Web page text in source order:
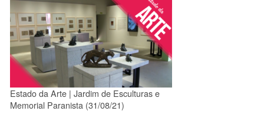
Estado da Arte | Jardim de Esculturas e
Memorial Paranista (31/08/21)